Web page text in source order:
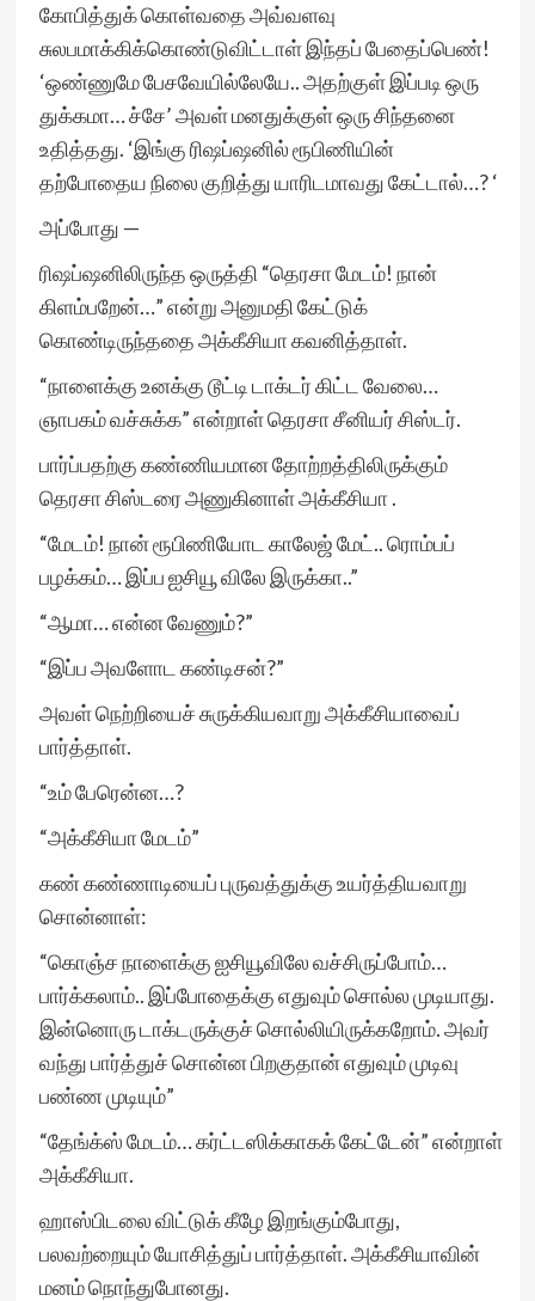
கோபித்துக் கொள்வதை அவ்வளவு
சுலபமாக்கிக்கொண்டுவிட்டாள் இந்தப் பேதைப்பெண்!
‘ஒண்ணுமே பேசவேயில்லேயே.. அதற்குள் இப்படி ஒரு
துக்கமா… ச்சே’ அவள் மனதுக்குள் ஒரு சிந்தனை
உதித்தது. ‘இங்கு ரிஷப்ஷனில் ரூபிணியின்
தற்போதைய நிலை குறித்து யாரிடமாவது கேட்டால்…? ‘
அப்போது —
ரிஷப்ஷனிலிருந்த ஒருத்தி “தெரசா மேடம்! நான்
கிளம்பறேன்…” என்று அனுமதி கேட்டுக்
கொண்டிருந்ததை அக்கீசியா கவனித்தாள்.
“நாளைக்கு உனக்கு டூட்டி டாக்டர் கிட்ட வேலை…
ஞாபகம் வச்சுக்க” என்றாள் தெரசா சீனியர் சிஸ்டர்.
பார்ப்பதற்கு கண்ணியமான தோற்றத்திலிருக்கும்
தெரசா சிஸ்டரை அணுகினாள் அக்கீசியா .
“மேடம்! நான் ரூபிணியோட காலேஜ் மேட்.. ரொம்பப்
பழக்கம்… இப்ப ஐசியூ விலே இருக்கா..”
“ஆமா… என்ன வேணும்?”
“இப்ப அவளோட கண்டிசன்?”
அவள் நெற்றியைச் சுருக்கியவாறு அக்கீசியாவைப்
பார்த்தாள்.
“உம் பேரென்ன…?
“அக்கீசியா மேடம்”
கண் கண்ணாடியைப் புருவத்துக்கு உயர்த்தியவாறு
சொன்னாள்:
“கொஞ்ச நாளைக்கு ஐசியூவிலே வச்சிருப்போம்…
பார்க்கலாம்.. இப்போதைக்கு எதுவும் சொல்ல முடியாது.
இன்னொரு டாக்டருக்குச் சொல்லியிருக்கறோம். அவர்
வந்து பார்த்துச் சொன்ன பிறகுதான் எதுவும் முடிவு
பண்ண முடியும்”
“தேங்க்ஸ் மேடம்… கர்ட்டஸிக்காகக் கேட்டேன்” என்றாள்
அக்கீசியா.
ஹாஸ்பிடலை விட்டுக் கீழே இறங்கும்போது,
பலவற்றையும் யோசித்துப் பார்த்தாள். அக்கீசியாவின்
மனம் நொந்துபோனது.